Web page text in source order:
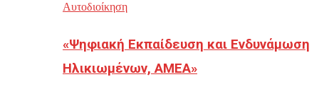
Αυτοδιοίκηση
«Ψηφιακή Εκπαίδευση και Ενδυνάμωση
Ηλικιωμένων, ΑΜΕΑ»